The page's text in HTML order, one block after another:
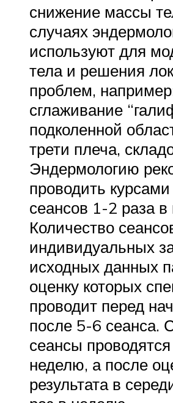
снижение массы
случаях
используют для
тела и решения
проблем,
сглаживание
подколенной
трети плеча,
Эндермологию
проводить
сеансов 1-2 раза
Количество
индивидуальных
исходных данных
оценку которых
проводит перед
после 5-6 сеанса.
сеансы
неделю, а после
результата в